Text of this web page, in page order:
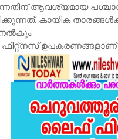
ആവശ്യമായ
കായിക
ഉപകരണങ്ങളാണ്